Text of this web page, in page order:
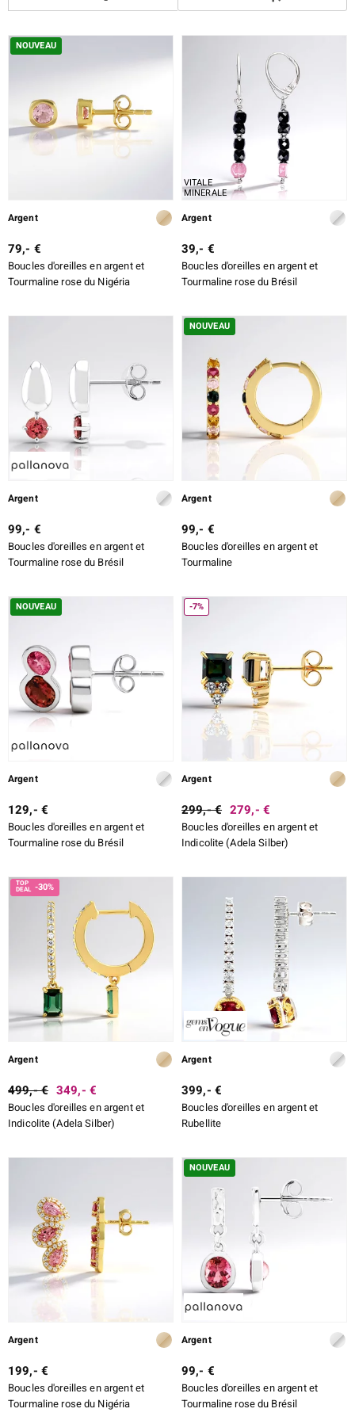
TAILLE DE LA PIERRE
SERTISSAGE
NOUVEAU
Argent
79,- €
Boucles d'oreilles en argent et
Tourmaline rose du Nigéria
VITALE
MINERALE
Argent
39,- €
Boucles d'oreilles en argent et
Tourmaline rose du Brésil
Argent
99,- €
Boucles d'oreilles en argent et
Tourmaline rose du Brésil
NOUVEAU
Argent
99,- €
Boucles d'oreilles en argent et
Tourmaline
NOUVEAU
Argent
129,- €
Boucles d'oreilles en argent et
Tourmaline rose du Brésil
-7%
Argent
299,- € 279,- €
Boucles d'oreilles en argent et
Indicolite (Adela Silber)
-30%
Argent
499,- € 349,- €
Boucles d'oreilles en argent et
Indicolite (Adela Silber)
Argent
399,- €
Boucles d'oreilles en argent et
Rubellite
Argent
199,- €
Boucles d'oreilles en argent et
Tourmaline rose du Nigéria
NOUVEAU
Argent
99,- €
Boucles d'oreilles en argent et
Tourmaline rose du Brésil